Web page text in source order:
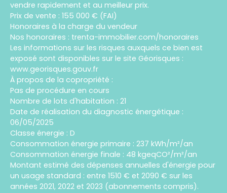
vendre rapidement et au meilleur prix.
Prix de vente : 155 000 € (FAI)
Honoraires à la charge du vendeur
Nos honoraires : trenta-immobilier.com/honoraires
Les informations sur les risques auxquels ce bien est
exposé sont disponibles sur le site Géorisques :
www.georisques.gouv.fr
À propos de la copropriété :
Pas de procédure en cours
Nombre de lots d'habitation : 21
Date de réalisation du diagnostic énergétique :
06/05/2025
Classe énergie : D
Consommation énergie primaire : 237 kWh/m²/an
Consommation énergie finale : 48 kgeqCO²/m²/an
Montant estimé des dépenses annuelles d'énergie pour
un usage standard : entre 1510 € et 2090 € sur les
années 2021, 2022 et 2023 (abonnements compris).